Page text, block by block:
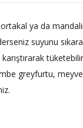
ya da
suyunu
greyfurtu,